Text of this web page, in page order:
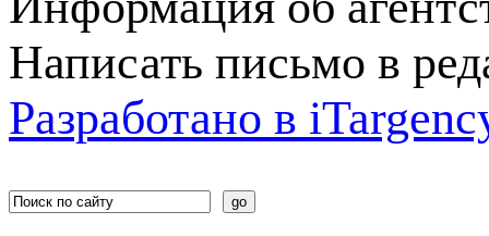
Написать письмо в
Разработано в i